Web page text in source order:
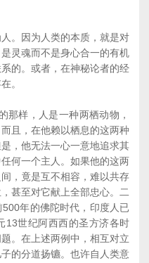
。因为人类的本质，就是对
灵魂而不是身心合一的有机
的。或者，在神秘论者的经
。
样，人是一种两栖动物，
且，在他赖以栖息的这两种
，他无法一心一意地追求其
何一个主人。如果他的这两
，竟是互不相容，难以共存
甚至对它献上全部忠心。二
年的佛陀时代，印度人已
13世纪阿西西的圣方济各时
。在上述两例中，相互对立
的分道扬镳。也许自人类意